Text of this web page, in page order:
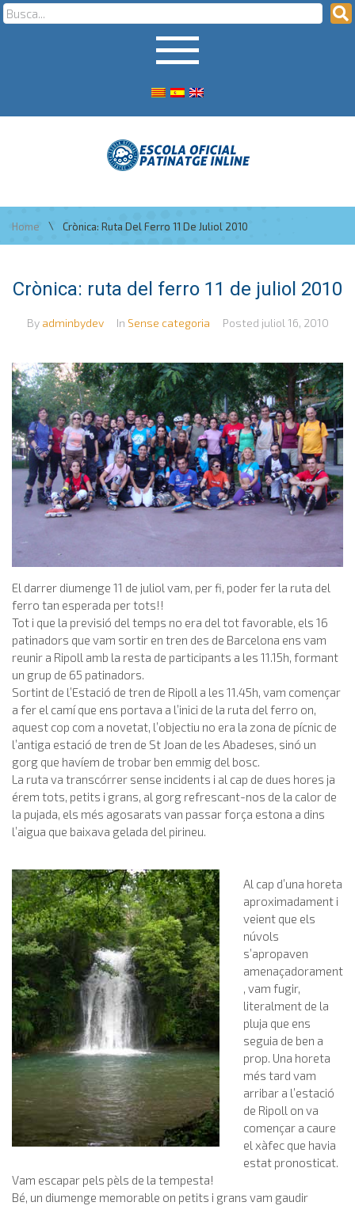
Home \ Crònica: Ruta Del Ferro 11 De Juliol 2010
Crònica: ruta del ferro 11 de juliol 2010
By adminbydev In Sense categoria Posted juliol 16, 2010
El darrer diumenge 11 de juliol vam, per fi, poder fer la ruta del
ferro tan esperada per tots!!
Tot i que la previsió del temps no era del tot favorable, els 16
patinadors que vam sortir en tren des de Barcelona ens vam
reunir a Ripoll amb la resta de participants a les 11.15h, formant
un grup de 65 patinadors.
Sortint de l’Estació de tren de Ripoll a les 11.45h, vam començar
a fer el camí que ens portava a l’inici de la ruta del ferro on,
aquest cop com a novetat, l’objectiu no era la zona de pícnic de
l’antiga estació de tren de St Joan de les Abadeses, sinó un
gorg que havíem de trobar ben emmig del bosc.
La ruta va transcórrer sense incidents i al cap de dues hores ja
érem tots, petits i grans, al gorg refrescant-nos de la calor de
la pujada, els més agosarats van passar força estona a dins
l’aigua que baixava gelada del pirineu.
Al cap d’una horeta
aproximadament i
veient que els
núvols
s’apropaven
amenaçadorament
, vam fugir,
literalment de la
pluja que ens
seguia de ben a
prop. Una horeta
més tard vam
arribar a l’estació
de Ripoll on va
començar a caure
el xàfec que havia
estat pronosticat.
Vam escapar pels pèls de la tempesta!
Bé, un diumenge memorable on petits i grans vam gaudir